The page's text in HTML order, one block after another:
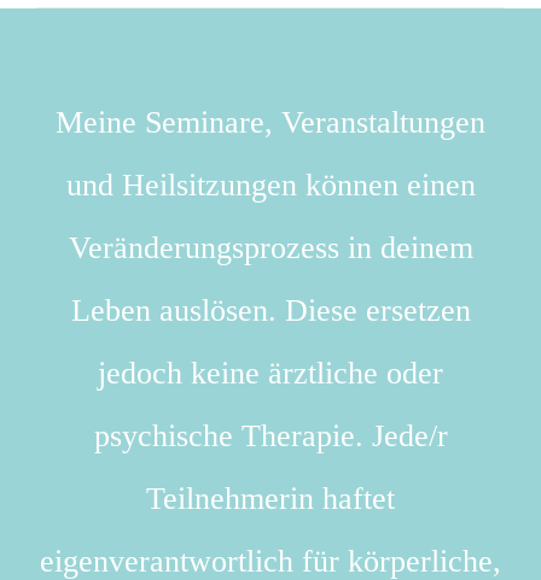
Meine Seminare, Veranstaltungen
und Heilsitzungen können einen
Veränderungsprozess in deinem
Leben auslösen. Diese ersetzen
jedoch keine ärztliche oder
psychische Therapie. Jede/r
Teilnehmerin haftet
eigenverantwortlich für körperliche,